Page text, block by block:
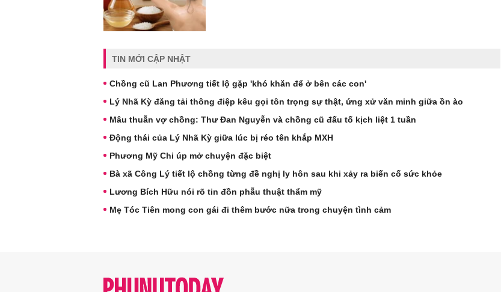
TIN MỚI CẬP NHẬT
Chồng cũ Lan Phương tiết lộ gặp 'khó khăn để ở bên các con'
Lý Nhã Kỳ đăng tải thông điệp kêu gọi tôn trọng sự thật, ứng xử văn minh giữa ồn ào
Mâu thuẫn vợ chồng: Thư Đan Nguyễn và chồng cũ đấu tố kịch liệt 1 tuần
Động thái của Lý Nhã Kỳ giữa lúc bị réo tên khắp MXH
Phương Mỹ Chi úp mở chuyện đặc biệt
Bà xã Công Lý tiết lộ chồng từng đề nghị ly hôn sau khi xảy ra biến cố sức khỏe
Lương Bích Hữu nói rõ tin đồn phẫu thuật thẩm mỹ
Mẹ Tóc Tiên mong con gái đi thêm bước nữa trong chuyện tình cảm